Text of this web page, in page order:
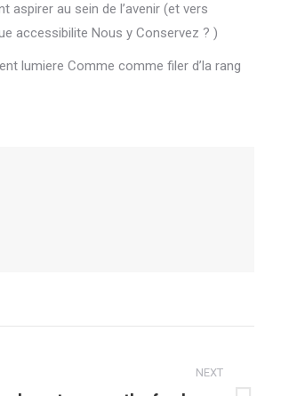
au sein de l’avenir (et vers
accessibilite Nous y Conservez ? )
lumiere Comme comme filer d’la rang
NEXT